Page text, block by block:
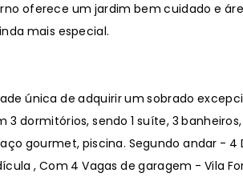
oferece um jardim bem cuidado e
mais especial.
única de adquirir um sobrado
dormitórios, sendo 1 suíte, 3
gourmet, piscina. Segundo andar - 4
, Com 4 Vagas de garagem - Vila